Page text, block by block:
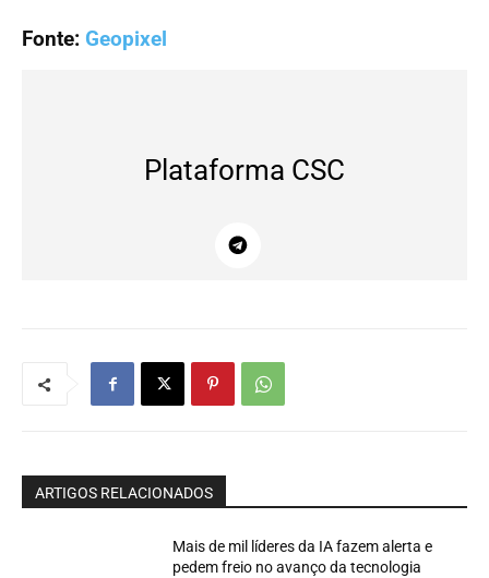
Fonte: Geopixel
Plataforma CSC
ARTIGOS RELACIONADOS
Mais de mil líderes da IA fazem alerta e
pedem freio no avanço da tecnologia